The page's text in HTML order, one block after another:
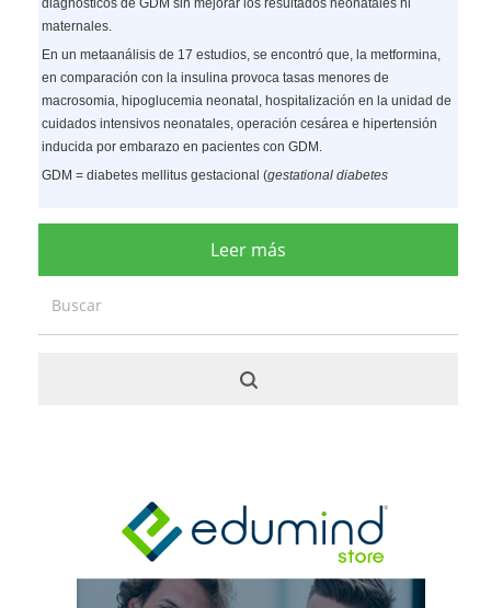
maternales.
En un metaanálisis de 17 estudios, se encontró que, la metformina,
en comparación con la insulina provoca tasas menores de
macrosomia, hipoglucemia neonatal, hospitalización en la unidad de
cuidados intensivos neonatales, operación cesárea e hipertensión
inducida por embarazo en pacientes con GDM.
GDM = diabetes mellitus gestacional (gestational diabetes
Leer más